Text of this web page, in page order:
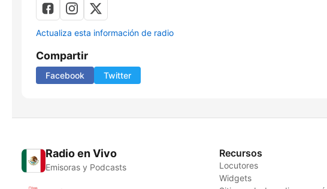
Actualiza esta información de radio
Compartir
Facebook Twitter
Radio en Vivo
Emisoras y Podcasts
Recursos
Locutores
Widgets